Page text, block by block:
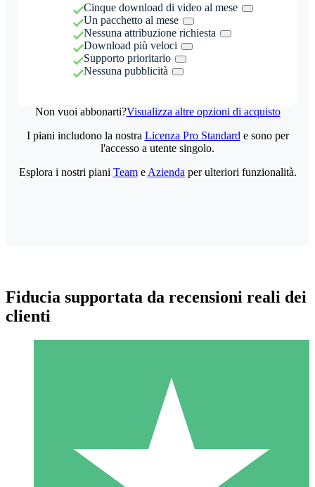
Cinque download di video al mese
Un pacchetto al mese
Nessuna attribuzione richiesta
Download più veloci
Supporto prioritario
Nessuna pubblicità
Non vuoi abbonarti?Visualizza altre opzioni di acquisto
Pacchetti di Crediti Individuali
Paga a consumo con crediti di download. Nessun impegno
I piani includono la nostra Licenza Pro Standard e sono per
l'accesso a utente singolo.
Esplora i nostri piani Teame Azienda per ulteriori funzionalità.
Fiducia supportata da recensioni reali dei
clienti